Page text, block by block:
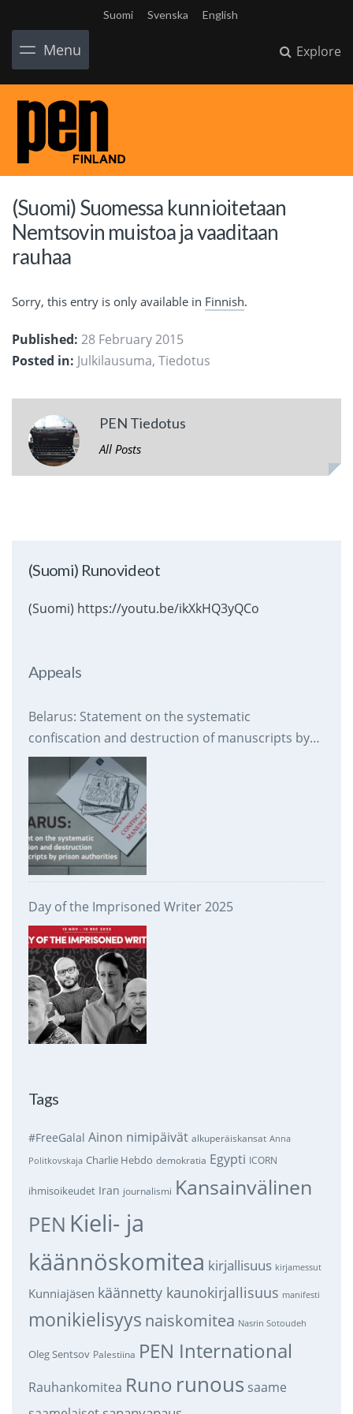
Suomi Svenska English
Menu Explore
(Suomi) Suomessa kunnioitetaan
Nemtsovin muistoa ja vaaditaan
rauhaa
Sorry, this entry is only available in Finnish.
Published: 28 February 2015
Posted in: Julkilausuma, Tiedotus
PEN Tiedotus
All Posts
(Suomi) Runovideot
(Suomi) https://youtu.be/ikXkHQ3yQCo
Appeals
Belarus: Statement on the systematic
confiscation and destruction of manuscripts by
prison authorities
Day of the Imprisoned Writer 2025
Tags
#FreeGalal Ainon nimipäivät alkuperäiskansat Anna
Politkovskaja Charlie Hebdo demokratia Egypti ICORN
ihmisoikeudet Iran journalismi Kansainvälinen
PEN Kieli- ja
käännöskomitea kirjallisuus kirjamessut
Kunniajäsen käännetty kaunokirjallisuus manifesti
monikielisyys naiskomitea Nasrin Sotoudeh
Oleg Sentsov Palestiina PEN International
Rauhankomitea Runo runous saame